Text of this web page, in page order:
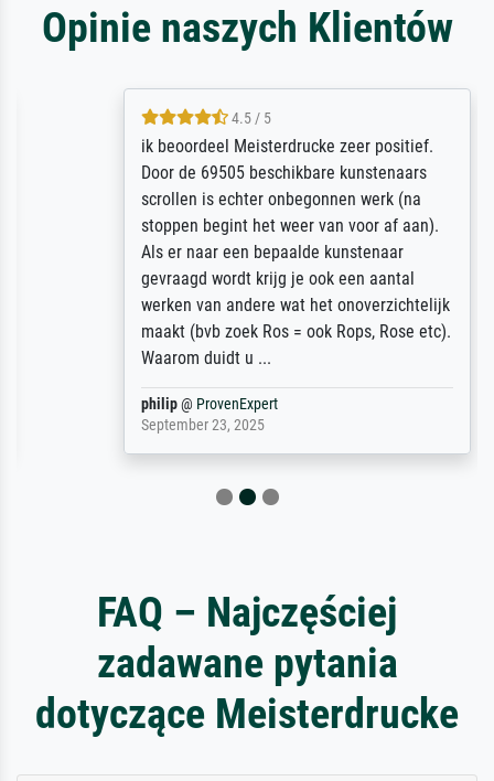
Opinie naszych Klientów
4.5 / 5
ik beoordeel Meisterdrucke zeer positief.
Door de 69505 beschikbare kunstenaars
scrollen is echter onbegonnen werk (na
stoppen begint het weer van voor af aan).
Als er naar een bepaalde kunstenaar
gevraagd wordt krijg je ook een aantal
werken van andere wat het onoverzichtelijk
maakt (bvb zoek Ros = ook Rops, Rose etc).
Waarom duidt u ...
@ProvenExpert
September 23, 2025
FAQ – Najczęściej
zadawane pytania
dotyczące Meisterdrucke